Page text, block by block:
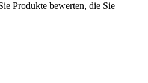
Produkte bewerten, die Sie